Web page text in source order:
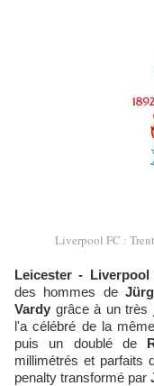
Liverpool FC :
Leicester - Liverpool
des hommes de
Vardy grâce à un très
l'a célébré de la
puis un doublé de
millimétrés et parfaits
penalty transformé par